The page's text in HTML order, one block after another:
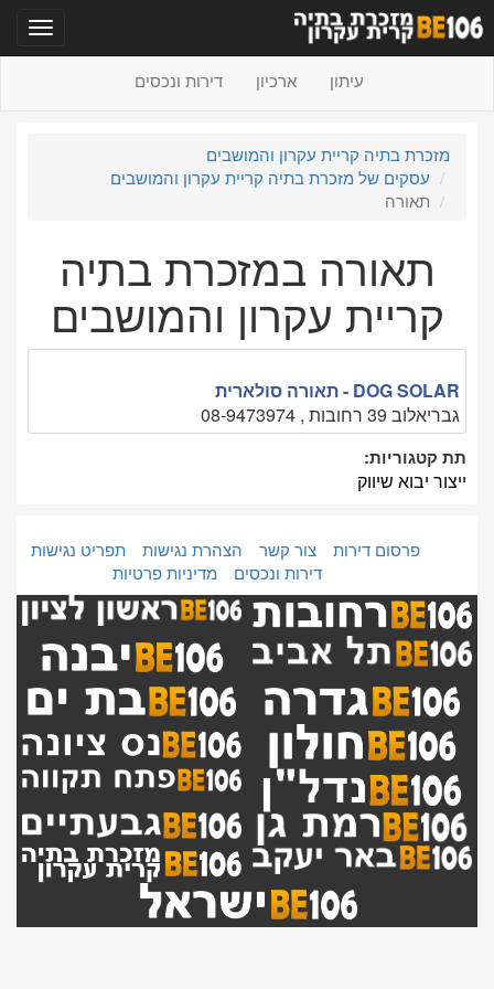
עיתון ארכיון דירות ונכסים
מזכרת בתיה קריית עקרון והמושבים
עסקים של מזכרת בתיה קריית עקרון והמושבים
תאורה
תאורה במזכרת בתיה
קריית עקרון והמושבים
DOG SOLAR - תאורה סולארית
גבריאלוב 39 רחובות , 08-9473974
תת קטגוריות:
ייצור יבוא שיווק
פרסום דירות צור קשר הצהרת נגישות
תפריט נגישות
דירות ונכסים
מדיניות פרטיות